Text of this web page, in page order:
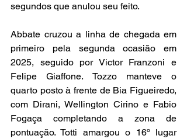
segundos que anulou seu feito.
Abbate cruzou a linha de chegada em
primeiro pela segunda ocasião em
2025, seguido por Victor Franzoni e
Felipe Giaffone. Tozzo manteve o
quarto posto à frente de Bia Figueiredo,
com Dirani, Wellington Cirino e Fabio
Fogaça completando a zona de
pontuação. Totti amargou o 16º lugar